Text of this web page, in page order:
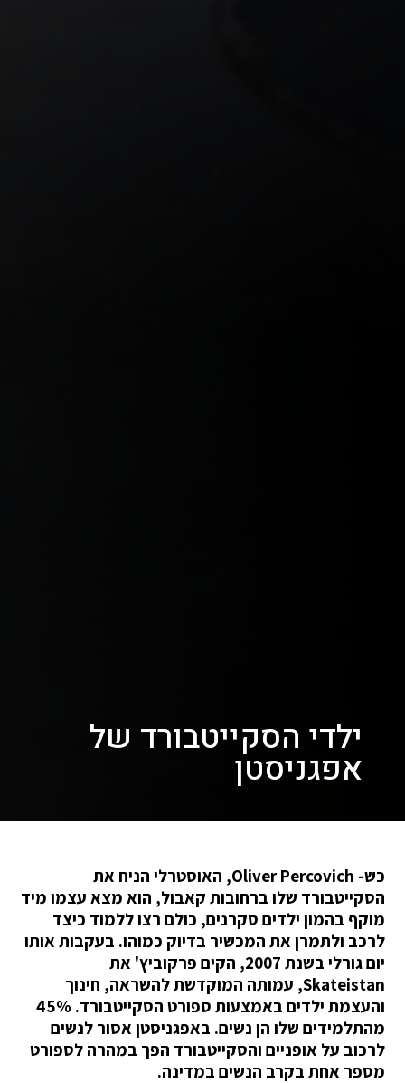
ילדי הסקייטבורד של
אפגניסטן
כש- Oliver Percovich, האוסטרלי הניח את
הסקייטבורד שלו ברחובות קאבול, הוא מצא עצמו מיד
מוקף בהמון ילדים סקרנים, כולם רצו ללמוד כיצד
לרכב ולתמרן את המכשיר בדיוק כמוהו. בעקבות אותו
יום גורלי בשנת 2007, הקים פרקוביץ' את
Skateistan, עמותה המוקדשת להשראה, חינוך
והעצמת ילדים באמצעות ספורט הסקייטבורד. 45%
מהתלמידים שלו הן נשים. באפגניסטן אסור לנשים
לרכוב על אופניים והסקייטבורד הפך במהרה לספורט
מספר אחת בקרב הנשים במדינה.